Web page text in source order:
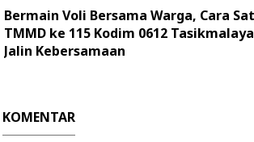
Bermain Voli Bersama Warga, Cara
TMMD ke 115 Kodim 0612 Tasikmalaya
Jalin Kebersamaan
KOMENTAR